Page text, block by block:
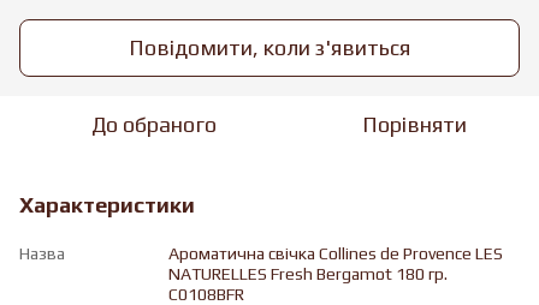
Повідомити, коли з'явиться
До обраного Порівняти
Характеристики
Назва
Ароматична свічка Collines de Provence LES
NATURELLES Fresh Bergamot 180 гр.
C0108BFR